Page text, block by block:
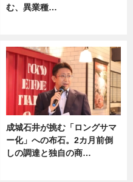
む、異業種…
成城石井が挑む「ロングサマ
ー化」への布石。2カ月前倒
しの調達と独自の商…